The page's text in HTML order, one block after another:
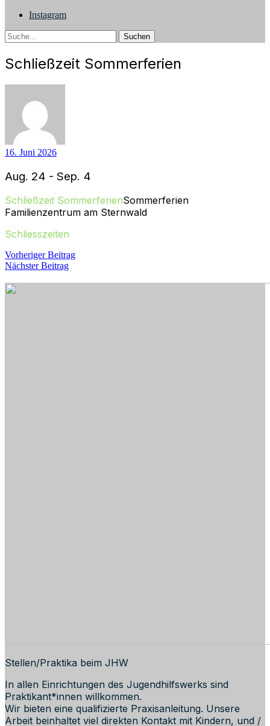
Instagram
Suche
Schließzeit Sommerferien
16. Juni 2026
Aug. 24 - Sep. 4
Schließzeit SommerferienSommerferien
Familienzentrum am Sternwald
Schliesszeiten
Beitragsnavigation
Vorheriger BeitragVorheriger
Nächster BeitragNächster
Stellen/Praktika beim JHW
In allen Einrichtungen des Jugendhilfswerks sind
Praktikant*innen willkommen.
Wir bieten eine qualifizierte Praxisanleitung. Unsere
Arbeit beinhaltet viel direkten Kontakt mit Kindern, und /